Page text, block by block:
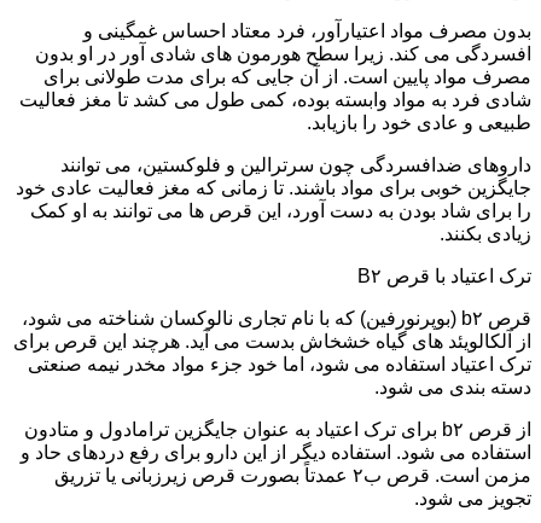
بدون مصرف مواد اعتیارآور، فرد معتاد احساس غمگینی و
افسردگی می کند. زیرا سطح هورمون های شادی آور در او بدون
مصرف مواد پایین است. از آن جایی که برای مدت طولانی برای
شادی فرد به مواد وابسته بوده، کمی طول می کشد تا مغز فعالیت
طبیعی و عادی خود را بازیابد.
داروهای ضدافسردگی چون سرترالین و فلوکستین، می توانند
جایگزین خوبی برای مواد باشند. تا زمانی که مغز فعالیت عادی خود
را برای شاد بودن به دست آورد، این قرص ها می توانند به او کمک
زیادی بکنند.
ترک اعتیاد با قرص B۲
قرص b۲ (بوپرنورفین) که با نام تجاری نالوکسان شناخته می شود،
از آلکالویئد های گیاه خشخاش بدست می آید. هرچند این قرص برای
ترک اعتیاد استفاده می شود، اما خود جزء مواد مخدر نیمه صنعتی
دسته بندی می شود.
از قرص b۲ برای ترک اعتیاد به عنوان جایگزین ترامادول و متادون
استفاده می شود. استفاده دیگر از این دارو برای رفع دردهای حاد و
مزمن است. قرص ب۲ عمدتاً بصورت قرص زیرزبانی یا تزریق
تجویز می شود.